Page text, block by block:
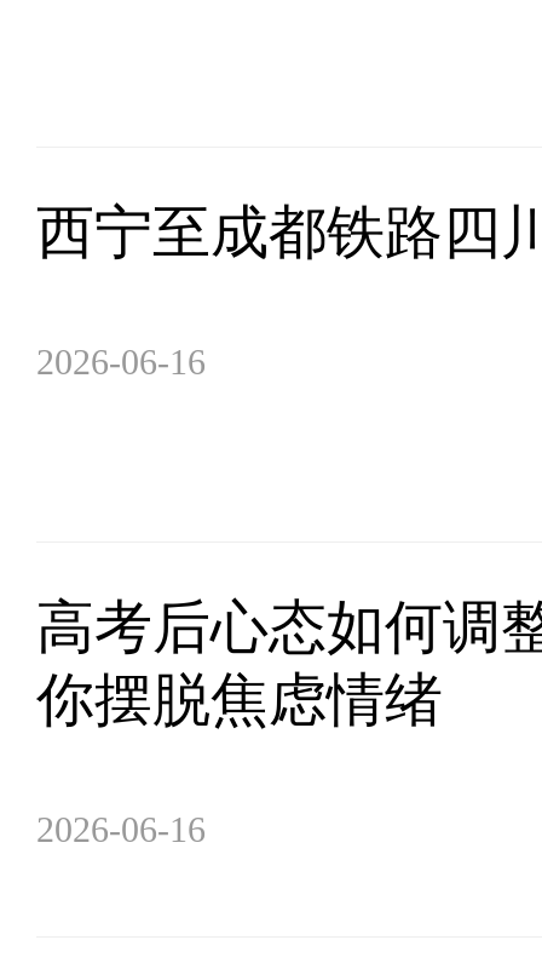
西宁至成都铁路四
2026-06-16
高考后心态如何调
你摆脱焦虑情绪
2026-06-16